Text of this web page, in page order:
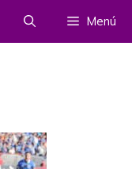
Menú